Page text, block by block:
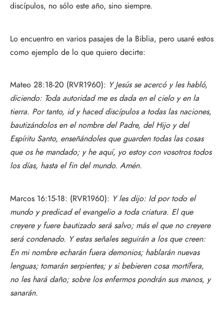
discípulos, no sólo este año, sino siempre.
Lo encuentro en varios pasajes de la Biblia, pero usaré estos
como ejemplo de lo que quiero decirte:
Mateo 28:18-20 (RVR1960): Y Jesús se acercó y les habló,
diciendo: Toda autoridad me es dada en el cielo y en la
tierra. Por tanto, id y haced discípulos a todas las naciones,
bautizándolos en el nombre del Padre, del Hijo y del
Espíritu Santo, enseñándoles que guarden todas las cosas
que os he mandado; y he aquí, yo estoy con vosotros todos
los días, hasta el fin del mundo. Amén.
Marcos 16:15-18: (RVR1960): Y les dijo: Id por todo el
mundo y predicad el evangelio a toda criatura. El que
creyere y fuere bautizado será salvo; más el que no creyere
será condenado. Y estas señales seguirán a los que creen:
En mi nombre echarán fuera demonios; hablarán nuevas
lenguas; tomarán serpientes; y si bebieren cosa mortífera,
no les hará daño; sobre los enfermos pondrán sus manos, y
sanarán.